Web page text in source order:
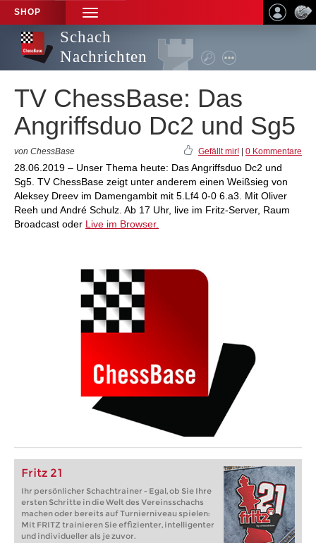
SHOP
TOGGLE
NAVIGATION
Schach
Nachrichten
TV ChessBase: Das
Angriffsduo Dc2 und Sg5
von ChessBase Gefällt mir! 0 Kommentare
28.06.2019 – Unser Thema heute: Das Angriffsduo Dc2 und
Sg5. TV ChessBase zeigt unter anderem einen Weißsieg von
Aleksey Dreev im Damengambit mit 5.Lf4 0-0 6.a3. Mit Oliver
Reeh und André Schulz. Ab 17 Uhr, live im Fritz-Server, Raum
Broadcast oder Live im Browser.
Fritz 21
Ihr persönlicher Schachtrainer - Egal, ob Sie Ihre
ersten Schritte in die Welt des Vereinsschachs
machen oder bereits auf Turnierniveau spielen:
Mit FRITZ trainieren Sie effizienter, intelligenter
und individueller als je zuvor.